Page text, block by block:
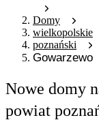
Domy
wielkopolskie
poznański
Gowarzewo
Nowe domy
powiat